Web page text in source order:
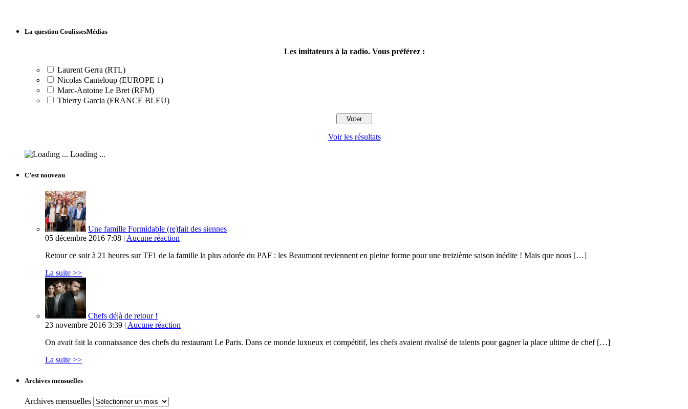
La question CoulissesMédias
Les imitateurs à la radio. Vous préférez :
Laurent Gerra (RTL)
Nicolas Canteloup (EUROPE 1)
Marc-Antoine Le Bret (RFM)
Thierry Garcia (FRANCE BLEU)
Voir les résultats
Loading ...
C’est nouveau
Une famille Formidable (re)fait des siennes
05 décembre 2016 7:08 | Aucune réaction
Retour ce soir à 21 heures sur TF1 de la famille la plus adorée du PAF : les Beaumont reviennent en pleine forme pour une treizième saison inédite ! Mais que nous […]
La suite >>
Chefs déjà de retour !
23 novembre 2016 3:39 | Aucune réaction
On avait fait la connaissance des chefs du restaurant Le Paris. Dans ce monde luxueux et compétitif, les chefs avaient rivalisé de talents pour gagner la place ultime de chef […]
La suite >>
Archives mensuelles
Archives mensuelles